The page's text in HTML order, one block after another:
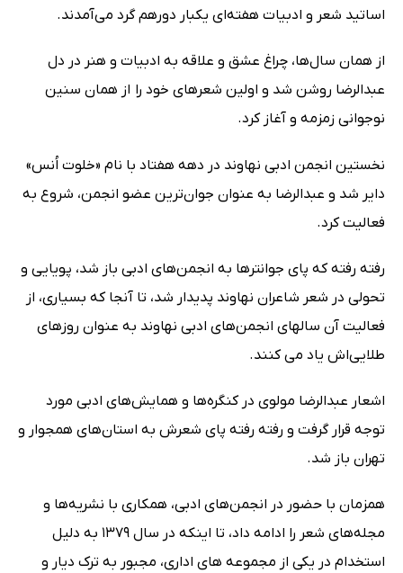
اساتید شعر و ادبیات هفته‌ای یکبار دورهم گرد می‌آمدند.
از همان سال‌ها، چراغ عشق و علاقه به ادبیات و هنر در دل
عبدالرضا روشن شد و اولین شعرهای خود را از همان سنین
نوجوانی زمزمه و آغاز کرد.
نخستین انجمن ادبی نهاوند در دهه هفتاد با نام «خلوت اُنس»
دایر شد و عبدالرضا به عنوان جوان‌ترین عضو انجمن، شروع به
فعالیت کرد.
رفته رفته که پای جوانترها به انجمن‌های ادبی باز شد، پویایی و
تحولی در شعر شاعران نهاوند پدیدار شد، تا آنجا که بسیاری، از
فعالیت آن سالهای انجمن‌های ادبی نهاوند به عنوان روزهای
طلایی‌اش یاد می کنند.
اشعار عبدالرضا مولوی در کنگره‌ها و همایش‌های ادبی مورد
توجه قرار گرفت و رفته رفته پای شعرش به استان‌های همجوار و
تهران باز شد.
همزمان با حضور در انجمن‌های ادبی، همکاری با نشریه‌ها و
مجله‌های شعر را ادامه داد، تا اینکه در سال ۱۳۷۹ به‌ دلیل
استخدام در یکی از مجموعه های اداری، مجبور به ترک دیار و